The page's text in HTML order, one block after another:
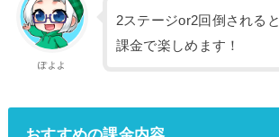
ぽよよ
2ステージor2回倒される
課金で楽しめます！